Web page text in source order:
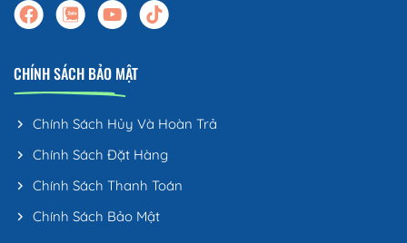
CHÍNH SÁCH BẢO MẬT
Chính Sách Hủy Và Hoàn Trả
Chính Sách Đặt Hàng
Chính Sách Thanh Toán
Chính Sách Bảo Mật